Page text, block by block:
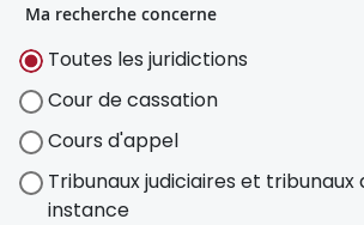
Ma recherche concerne
Toutes les juridictions
Cour de cassation
Cours d'appel
Tribunaux judiciaires et
instance